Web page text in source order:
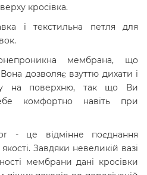
кросівка.
і текстильна петля для
мембрана, що
дозволяє взуттю дихати і
на поверхню, так що Ви
комфортно навіть при
- це відмінне поєднання
Завдяки невеликій вазі
мембрани дані кросівки